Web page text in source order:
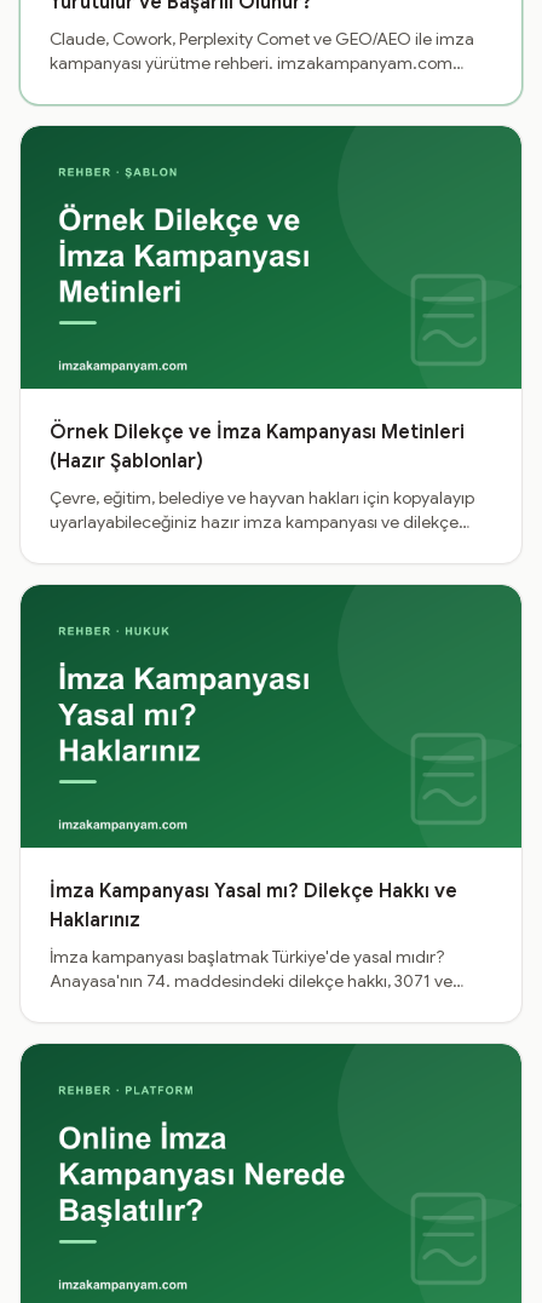
Claude, Cowork, Perplexity Comet ve GEO/AEO ile imza
kampanyası yürütme rehberi. imzakampanyam.com
Örnek Dilekçe ve İmza Kampanyası Metinleri
(Hazır Şablonlar)
Çevre, eğitim, belediye ve hayvan hakları için kopyalayıp
uyarlayabileceğiniz hazır imza kampanyası ve dilekçe
şablonlar.
İmza Kampanyası Yasal mı? Dilekçe Hakkı ve
Haklarınız
İmza kampanyası başlatmak Türkiye'de yasal mıdır?
Anayasa'nın 74. maddesindeki dilekçe hakkı, 3071 ve
açıklıyoruz.